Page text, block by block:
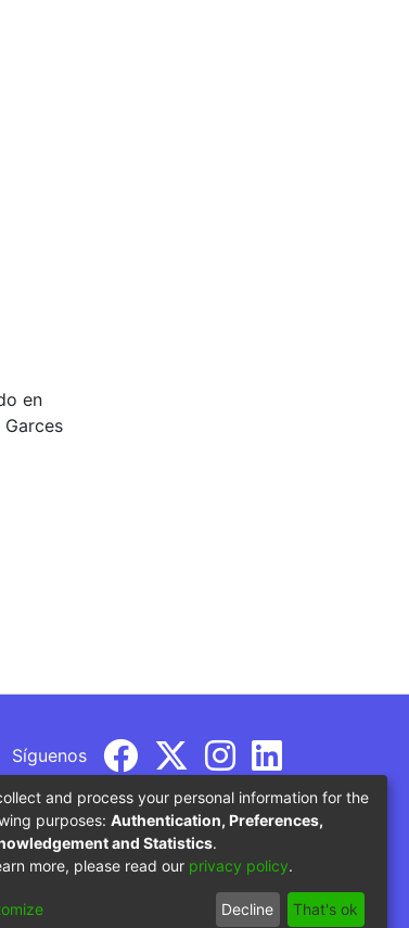
en
Síguenos
parte del Ministerio de Educación
and process your personal information for the
purposes: Authentication, Preferences,
and Statistics.
more, please read our privacy policy.
Decline That's ok